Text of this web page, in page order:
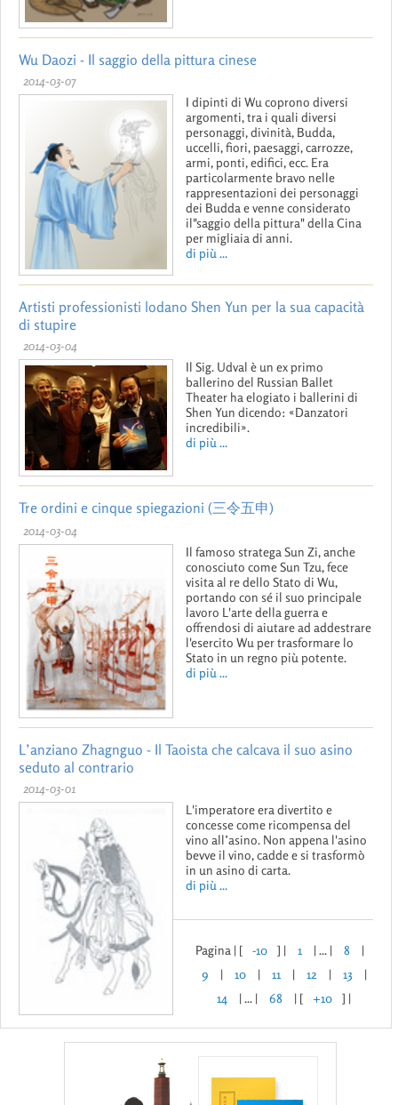
Wu Daozi - Il saggio della pittura cinese
2014-03-07
I dipinti di Wu coprono diversi
argomenti, tra i quali diversi
personaggi, divinità, Budda,
uccelli, fiori, paesaggi, carrozze,
armi, ponti, edifici, ecc. Era
particolarmente bravo nelle
rappresentazioni dei personaggi
dei Budda e venne considerato
il"saggio della pittura" della Cina
per migliaia di anni.
di più ...
Artisti professionisti lodano Shen Yun per la sua capacità
di stupire
2014-03-04
Il Sig. Udval è un ex primo
ballerino del Russian Ballet
Theater ha elogiato i ballerini di
Shen Yun dicendo: «Danzatori
incredibili».
di più ...
Tre ordini e cinque spiegazioni (三令五申)
2014-03-04
Il famoso stratega Sun Zi, anche
conosciuto come Sun Tzu, fece
visita al re dello Stato di Wu,
portando con sé il suo principale
lavoro L'arte della guerra e
offrendosi di aiutare ad addestrare
l'esercito Wu per trasformare lo
Stato in un regno più potente.
di più ...
L’anziano Zhagnguo - Il Taoista che calcava il suo asino
seduto al contrario
2014-03-01
L'imperatore era divertito e
concesse come ricompensa del
vino all’asino. Non appena l'asino
bevve il vino, cadde e si trasformò
in un asino di carta.
di più ...
Pagina | [ -10 ] | 1 | ... | 8
|
9
| 10 | 11 | 12 | 13
|
14
| ... | 68 | [ +10 ] |